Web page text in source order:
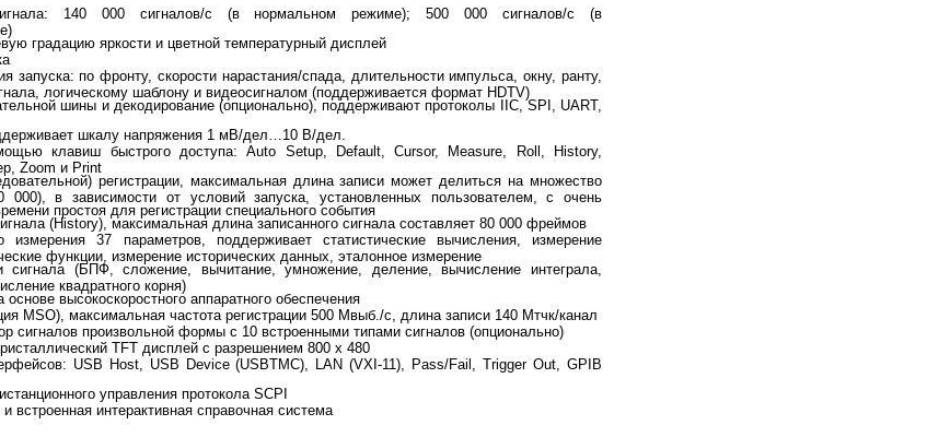
140 000 сигналов/с (в нормальном режиме); 500 000 сигналов/с (в
градацию яркости и цветной температурный дисплей
запуска: по фронту, скорости нарастания/спада, длительности импульса, окну, ранту,
логическому шаблону и видеосигналом (поддерживается формат HDTV)
шины и декодирование (опционально), поддерживают протоколы IIC, SPI, UART,
шкалу напряжения 1 мВ/дел…10 В/дел.
клавиш быстрого доступа: Auto Setup, Default, Cursor, Measure, Roll, History,
Zoom и Print
регистрации, максимальная длина записи может делиться на множество
000), в зависимости от условий запуска, установленных пользователем, с очень
простоя для регистрации специального события
(History), максимальная длина записанного сигнала составляет 80 000 фреймов
измерения 37 параметров, поддерживает статистические вычисления, измерение
функции, измерение исторических данных, эталонное измерение
сигнала (БПФ, сложение, вычитание, умножение, деление, вычисление интеграла,
квадратного корня)
высокоскоростного аппаратного обеспечения
MSO), максимальная частота регистрации 500 Мвыб./с, длина записи 140 Мтчк/канал
сигналов произвольной формы с 10 встроенными типами сигналов (опционально)
TFT дисплей с разрешением 800 х 480
USB Host, USB Device (USBTMC), LAN (VXI-11), Pass/Fail, Trigger Out, GPIB
управления протокола SCPI
встроенная интерактивная справочная система